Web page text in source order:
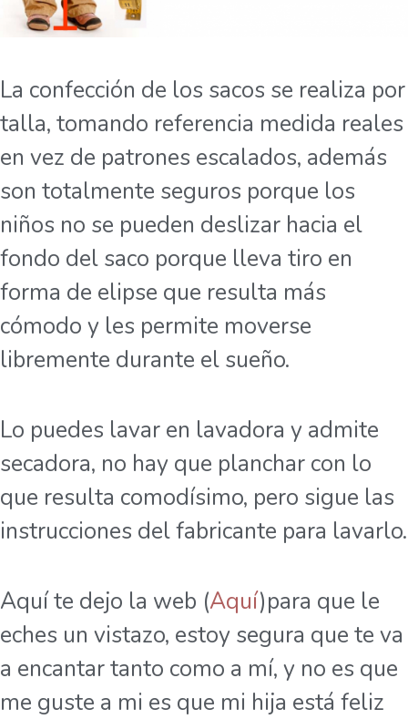
La confección de los sacos se realiza por
talla, tomando referencia medida reales
en vez de patrones escalados, además
son totalmente seguros porque los
niños no se pueden deslizar hacia el
fondo del saco porque lleva tiro en
forma de elipse que resulta más
cómodo y les permite moverse
libremente durante el sueño.
Lo puedes lavar en lavadora y admite
secadora, no hay que planchar con lo
que resulta comodísimo, pero sigue las
instrucciones del fabricante para lavarlo.
Aquí te dejo la web (Aquí)para que le
eches un vistazo, estoy segura que te va
a encantar tanto como a mí, y no es que
me guste a mi es que mi hija está feliz